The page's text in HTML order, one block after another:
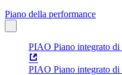
Piano della performance
PIAO Piano integrato di
PIAO Piano integrato di